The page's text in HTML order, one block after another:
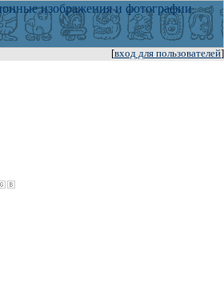
[вход для пользователей]